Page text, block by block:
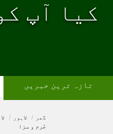
کیا آپ
تازہ ترین خبریں
گھر لاہور
جُرم و سزا